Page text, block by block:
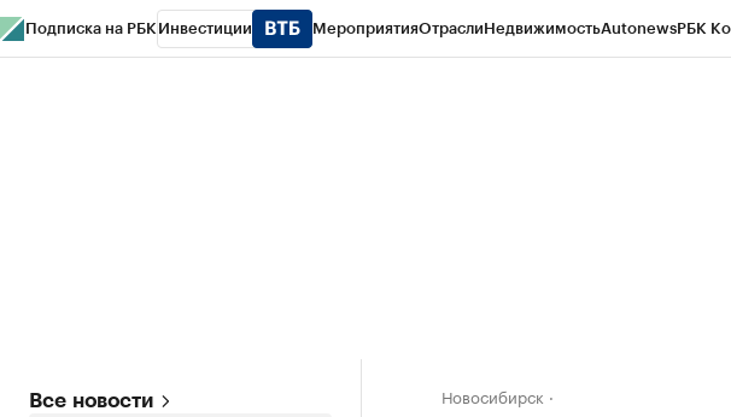
Подписка на РБК Инвестиции МероприятияОтраслиНедвижимостьAutonewsРБК
Все новости Новосибирск